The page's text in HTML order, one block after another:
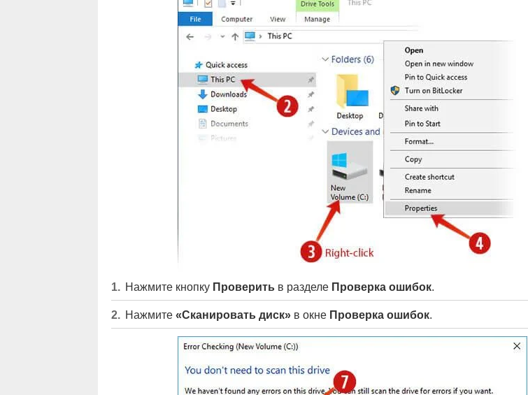
Нажмите кнопку Проверитьв разделе Проверка ошибок.
Нажмите «Сканировать диск»в окне Проверка ошибок.